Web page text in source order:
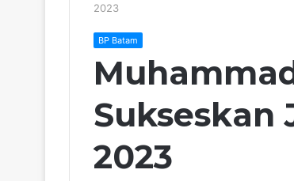
2023
BP Batam
Sukseskan
2023